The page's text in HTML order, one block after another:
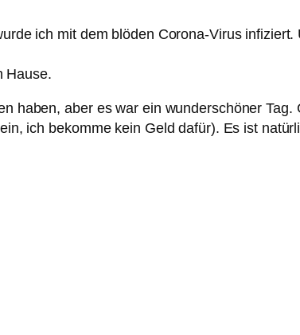
ich mit dem blöden Corona-Virus
Hause.
haben, aber es war ein wunderschöner
ich bekomme kein Geld dafür). Es ist